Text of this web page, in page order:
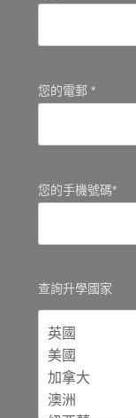
您的電郵 *
您的手機號碼*
查詢升學國家